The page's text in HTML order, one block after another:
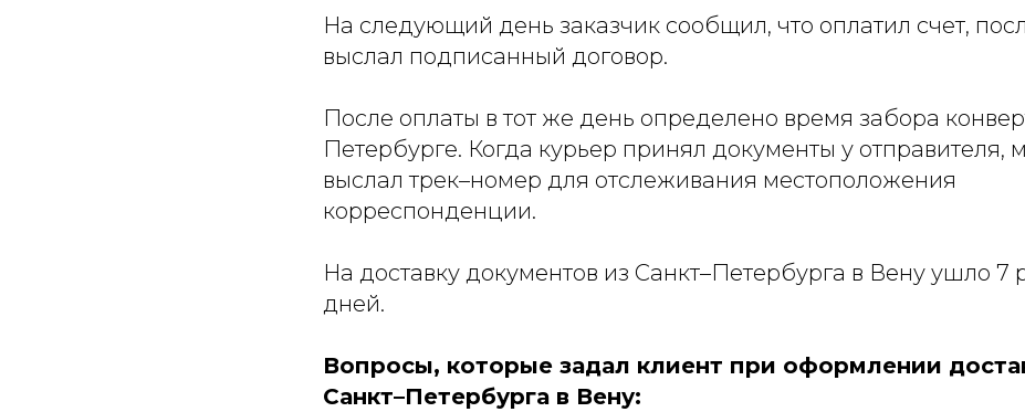
На следующий день заказчик сообщил, что оплатил счет,
выслал подписанный договор.
После оплаты в тот же день определено время забора
Петербурге. Когда курьер принял документы у отправителя,
выслал трек–номер для отслеживания местоположения
корреспонденции.
На доставку документов из Санкт–Петербурга в Вену ушло 7
дней.
Вопросы, которые задал клиент при оформлении
Санкт–Петербурга в Вену: